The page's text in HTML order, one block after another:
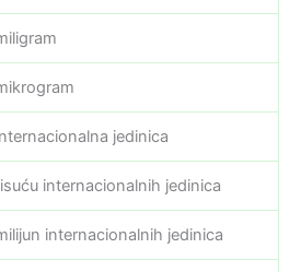
jedinica
internacionalnih jedinica
internacionalnih jedinica